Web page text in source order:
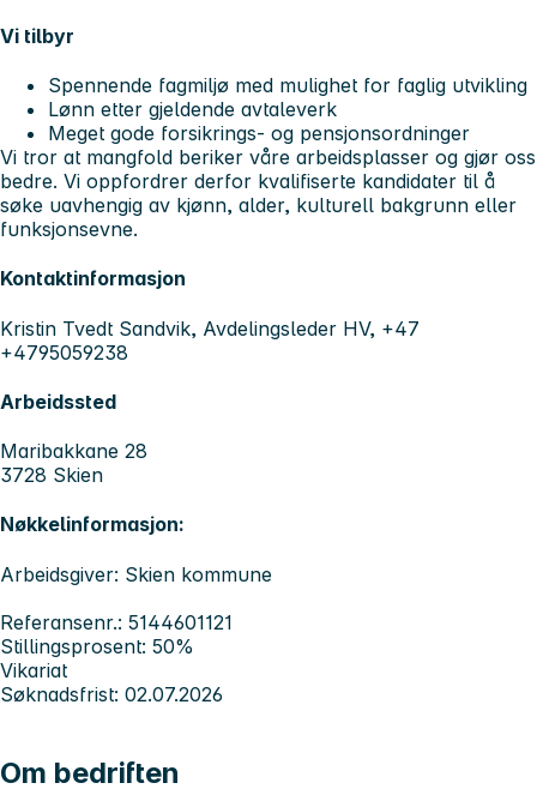
Vi tilbyr
Spennende fagmiljø med mulighet for faglig utvikling
Lønn etter gjeldende avtaleverk
Meget gode forsikrings- og pensjonsordninger
Vi tror at mangfold beriker våre arbeidsplasser og gjør oss
bedre. Vi oppfordrer derfor kvalifiserte kandidater til å
søke uavhengig av kjønn, alder, kulturell bakgrunn eller
funksjonsevne.
Kontaktinformasjon
Kristin Tvedt Sandvik, Avdelingsleder HV, +47
+4795059238
Arbeidssted
Maribakkane 28
3728 Skien
Nøkkelinformasjon:
Arbeidsgiver: Skien kommune
Referansenr.: 5144601121
Stillingsprosent: 50%
Vikariat
Søknadsfrist: 02.07.2026
Om bedriften